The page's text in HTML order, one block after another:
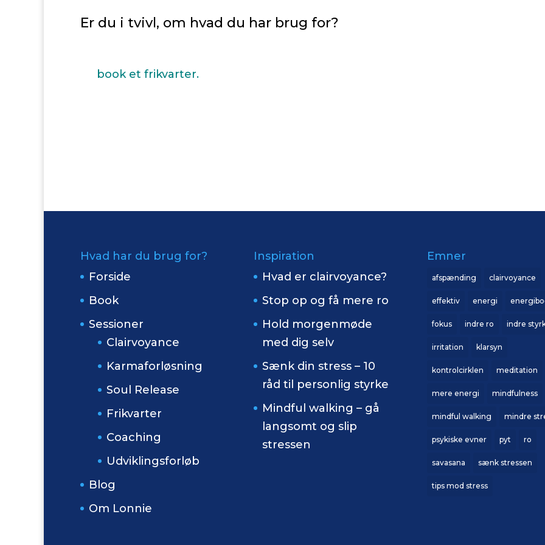
Er du i tvivl, om hvad du har brug for?
book et frikvarter.
Hvad har du brug for?
Forside
Book
Sessioner
Clairvoyance
Karmaforløsning
Soul Release
Frikvarter
Coaching
Udviklingsforløb
Blog
Om Lonnie
Inspiration
Hvad er clairvoyance?
Stop op og få mere ro
Hold morgenmøde
med dig selv
Sænk din stress – 10
råd til personlig styrke
Mindful walking – gå
langsomt og slip
stressen
Emner
afspænding clairvoyance
effektiv energi
fokus indre ro indre
irritation klarsyn
kontrolcirklen meditation
mere energi mindfulness
mindful walking mindre
psykiske evner pyt ro
savasana sænk stressen
tips mod stress